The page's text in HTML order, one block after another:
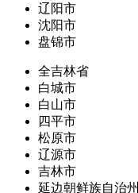
辽阳市
沈阳市
盘锦市
全吉林省
白城市
白山市
四平市
松原市
辽源市
吉林市
延边朝鲜族自治州